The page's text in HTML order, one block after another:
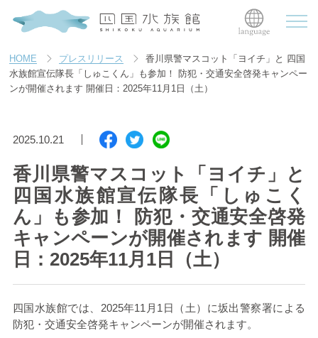
HOME プレスリリース
香川県警マスコット「ヨイチ」と 四国
水族館宣伝隊長「しゅこくん」も参加！ 防犯・交通安全啓発キャンペー
ンが開催されます 開催日：2025年11月1日（土）
2025.10.21
香川県警マスコット「ヨイチ」と
四国水族館宣伝隊長「しゅこく
ん」も参加！ 防犯・交通安全啓発
キャンペーンが開催されます 開催
日：2025年11月1日（土）
四国水族館では、 2025年11 月 1 日（土）に坂出警察署による
防犯・交通安全啓発キャンペーンが開催されます。